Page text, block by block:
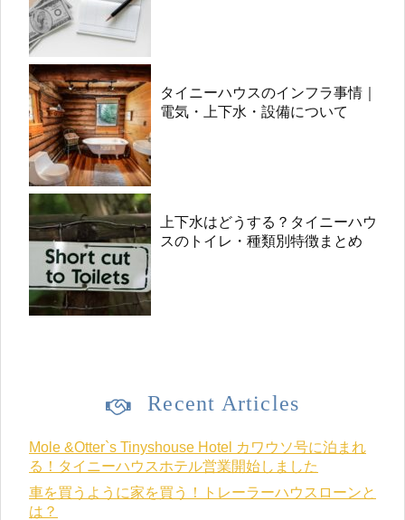
タイニーハウスのインフラ事情｜
電気・上下水・設備について
上下水はどうする？タイニーハウ
スのトイレ・種類別特徴まとめ
Recent Articles
Mole &Otter`s Tinyshouse Hotel カワウソ号に泊まれ
る！タイニーハウスホテル営業開始しました
車を買うように家を買う！トレーラーハウスローンと
は？